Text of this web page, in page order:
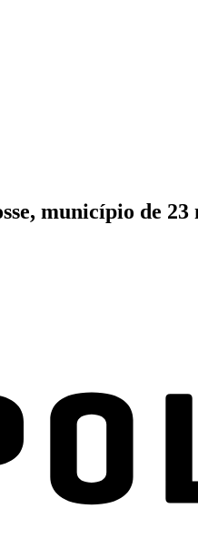
município de